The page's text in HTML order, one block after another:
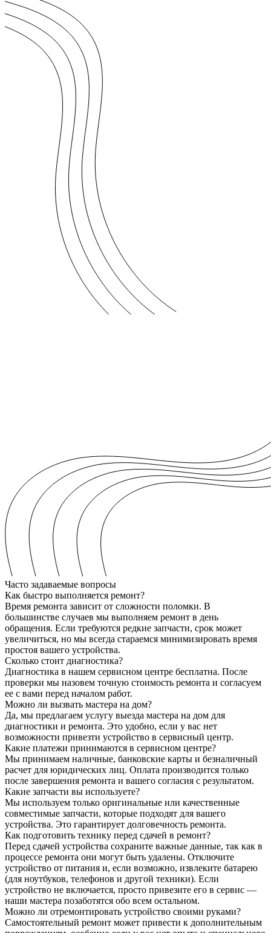
Часто задаваемые вопросы
Как быстро выполняется ремонт?
Время ремонта зависит от сложности поломки. В
большинстве случаев мы выполняем ремонт в день
обращения. Если требуются редкие запчасти, срок может
увеличиться, но мы всегда стараемся минимизировать время
простоя вашего устройства.
Сколько стоит диагностика?
Диагностика в нашем сервисном центре бесплатна. После
проверки мы назовем точную стоимость ремонта и согласуем
ее с вами перед началом работ.
Можно ли вызвать мастера на дом?
Да, мы предлагаем услугу выезда мастера на дом для
диагностики и ремонта. Это удобно, если у вас нет
возможности привезти устройство в сервисный центр.
Какие платежи принимаются в сервисном центре?
Мы принимаем наличные, банковские карты и безналичный
расчет для юридических лиц. Оплата производится только
после завершения ремонта и вашего согласия с результатом.
Какие запчасти вы используете?
Мы используем только оригинальные или качественные
совместимые запчасти, которые подходят для вашего
устройства. Это гарантирует долговечность ремонта.
Как подготовить технику перед сдачей в ремонт?
Перед сдачей устройства сохраните важные данные, так как в
процессе ремонта они могут быть удалены. Отключите
устройство от питания и, если возможно, извлеките батарею
(для ноутбуков, телефонов и другой техники). Если
устройство не включается, просто привезите его в сервис —
наши мастера позаботятся обо всем остальном.
Можно ли отремонтировать устройство своими руками?
Самостоятельный ремонт может привести к дополнительным